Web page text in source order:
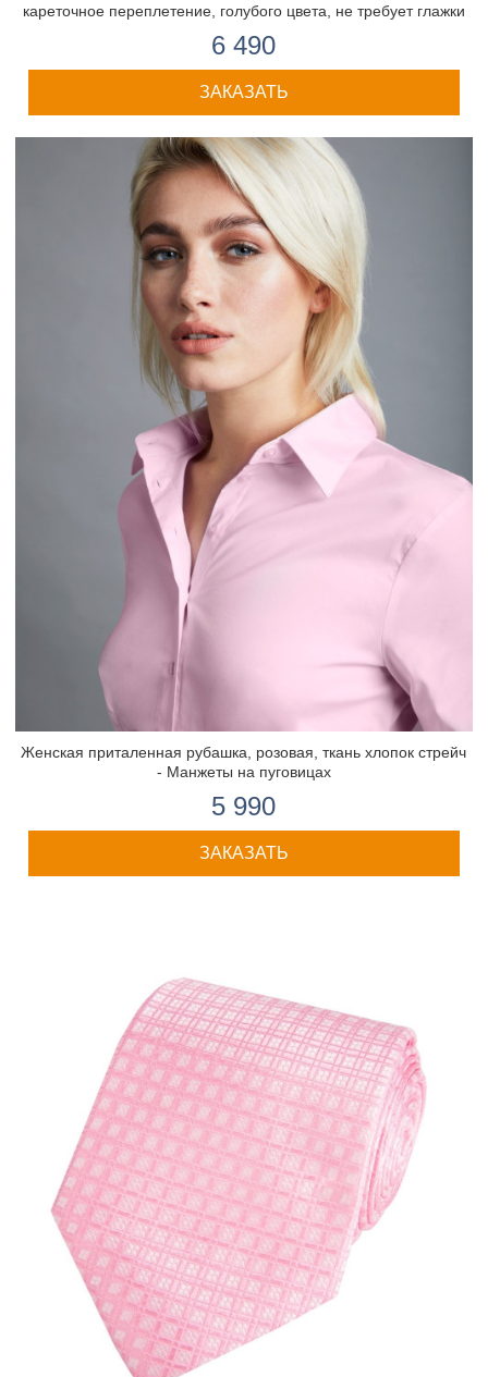
кареточное переплетение, голубого цвета, не требует глажки
6 490
ЗАКАЗАТЬ
Женская приталенная рубашка, розовая, ткань хлопок стрейч
- Манжеты на пуговицах
5 990
ЗАКАЗАТЬ